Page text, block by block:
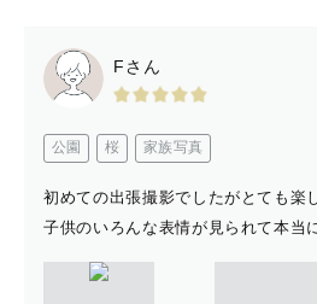
Fさん
公園 桜 家族写真
初めての出張撮影でしたがとても楽
子供のいろんな表情が見られて本当